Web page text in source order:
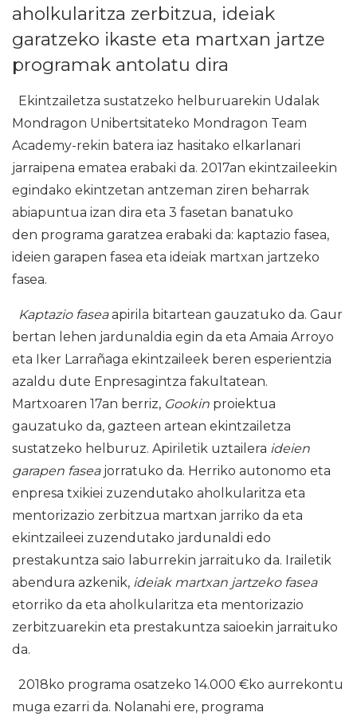
aholkularitza zerbitzua, ideiak
garatzeko ikaste eta martxan jartze
programak antolatu dira
Ekintzailetza sustatzeko helburuarekin Udalak
Mondragon Unibertsitateko Mondragon Team
Academy-rekin batera iaz hasitako elkarlanari
jarraipena ematea erabaki da. 2017an ekintzaileekin
egindako ekintzetan antzeman ziren beharrak
abiapuntua izan dira eta 3 fasetan banatuko
den programa garatzea erabaki da: kaptazio fasea,
ideien garapen fasea eta ideiak martxan jartzeko
fasea.
Kaptazio faseaapirila bitartean gauzatuko da. Gaur
bertan lehen jardunaldia egin da eta Amaia Arroyo
eta Iker Larrañaga ekintzaileek beren esperientzia
azaldu dute Enpresagintza fakultatean.
Martxoaren 17an berriz, Gookin proiektua
gauzatuko da, gazteen artean ekintzailetza
sustatzeko helburuz. Apiriletik uztailera ideien
garapen faseajorratuko da. Herriko autonomo eta
enpresa txikiei zuzendutako aholkularitza eta
mentorizazio zerbitzua martxan jarriko da eta
ekintzaileei zuzendutako jardunaldi edo
prestakuntza saio laburrekin jarraituko da. Irailetik
abendura azkenik, ideiak martxan jartzeko fasea
etorriko da eta aholkularitza eta mentorizazio
zerbitzuarekin eta prestakuntza saioekin jarraituko
da.
2018ko programa osatzeko 14.000 €ko aurrekontu
muga ezarri da. Nolanahi ere, programa